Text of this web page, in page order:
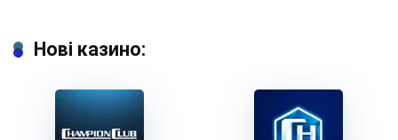
Нові казино: